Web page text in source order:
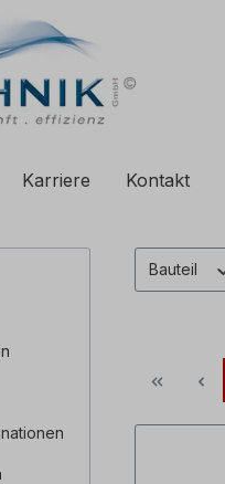
springen
Karriere Kontakt
Bauteil